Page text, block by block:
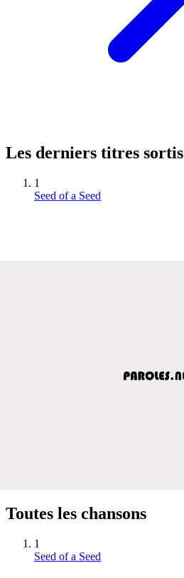
Les derniers titres sortis
1
Seed of a Seed
Toutes les chansons
1
Seed of a Seed